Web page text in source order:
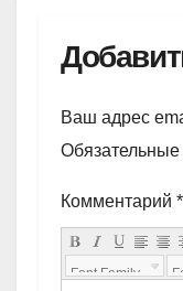
Ваш адрес
Комментарий *
Font Family.